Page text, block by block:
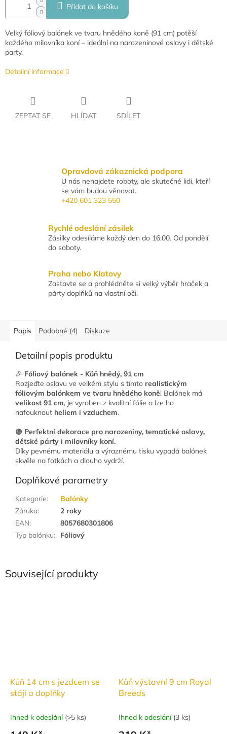
Přidat do košíku
Velký fóliový balónek ve tvaru hnědého koně (91 cm) potěší
každého milovníka koní – ideální na narozeninové oslavy i dětské
party.
Detailní informace
ZEPTAT SE HLÍDAT SDÍLET
Opravdová zákaznická podpora
U nás nenajdete roboty, ale skutečné lidi, kteří
se vám budou věnovat.
+420 601 323 550
Rychlé odeslání zásilek
Zásilky odesíláme každý den do 16:00. Od pondělí
do soboty.
Praha nebo Klatovy
Zastavte se a prohlédněte si velký výběr hraček a
párty doplňků na vlastní oči.
Související produkty
Kůň 14 cm s jezdcem se
stájí a doplňky
Ihned k odeslání (>5 ks)
Kůň výstavní 9 cm Royal
Breeds
Ihned k odeslání (3 ks)
Popis Podobné (4) Diskuze
Detailní popis produktu
🎉 Fóliový balónek - Kůň hnědý, 91 cm
Rozjeďte oslavu ve velkém stylu s tímto realistickým
fóliovým balónkem ve tvaru hnědého koně! Balónek má
velikost 91 cm, je vyroben z kvalitní fólie a lze ho
nafouknout heliem i vzduchem.
🟤 Perfektní dekorace pro narozeniny, tematické oslavy,
dětské párty i milovníky koní.
Díky pevnému materiálu a výraznému tisku vypadá balónek
skvěle na fotkách a dlouho vydrží.
Doplňkové parametry
Kategorie:
Balónky
Záruka:
2 roky
EAN:
8057680301806
Typ balónku: Fóliový